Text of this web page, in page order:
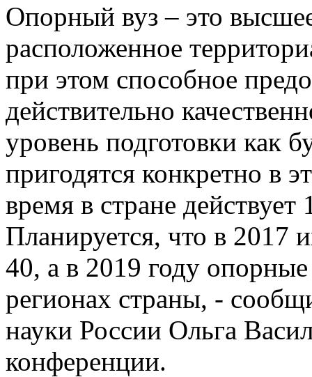
Опорный вуз – это
расположенное
при этом способное
действительно
уровень подготовки как
пригодятся конкретно в
время в стране
Планируется, что в 2017
40, а в 2019 году
регионах страны, -
науки России Ольга
конференции.